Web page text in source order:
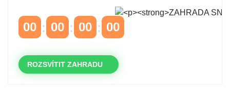
00 00 00 00
ROZSVÍTIT ZAHRADU